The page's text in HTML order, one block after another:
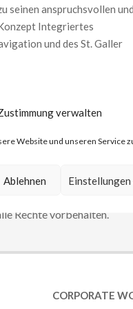
verwalten
Website und unseren Service
Ablehnen Einstellungen
seinen anspruchsvollen und
Integriertes
und des St. Galler
IST H&H
Rechte vorbehalten.
CORPORATE